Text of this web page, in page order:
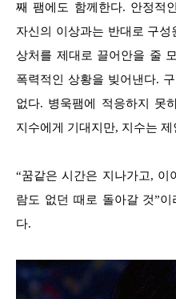
째 팸에도 함께한다. 안정적
자신의 이상과는 반대로 구
상처를 제대로 끌어안을 줄
폭력적인 상황을 빚어낸다.
없다. 병욱팸에 적응하지 못
지수에게 기대지만, 지수는
“꿈같은 시간은 지나가고,
람도 없던 때로 돌아갈 것”
다.